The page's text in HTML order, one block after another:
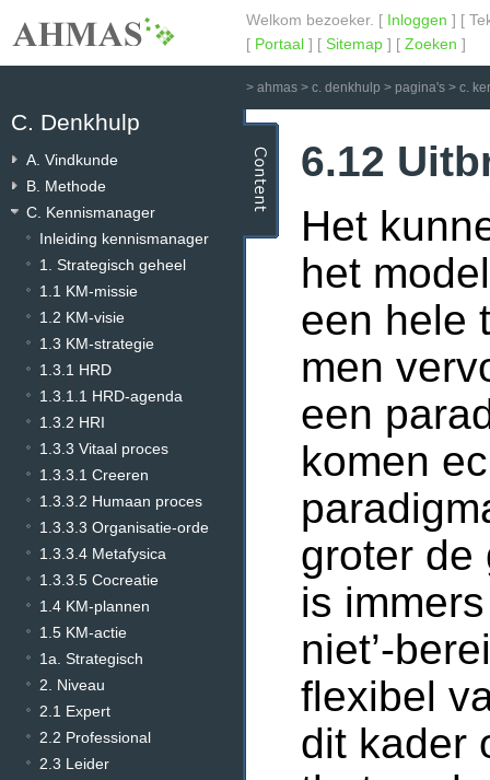
Welkom bezoeker. [ Inloggen ] [
[ Portaal ] [ Sitemap ] [ Zoeken ]
> ahmas > c. denkhulp > pagina's > c.
C. Denkhulp
A. Vindkunde
B. Methode
C. Kennismanager
Inleiding kennismanager
1. Strategisch geheel
1.1 KM-missie
1.2 KM-visie
1.3 KM-strategie
1.3.1 HRD
1.3.1.1 HRD-agenda
1.3.2 HRI
1.3.3 Vitaal proces
1.3.3.1 Creeren
1.3.3.2 Humaan proces
1.3.3.3 Organisatie-orde
1.3.3.4 Metafysica
1.3.3.5 Cocreatie
1.4 KM-plannen
1.5 KM-actie
1a. Strategisch
2. Niveau
2.1 Expert
2.2 Professional
2.3 Leider
6.12
Het
het
een hele
men
een
komen
groter de
is
niet’-
flexibel
dit kader